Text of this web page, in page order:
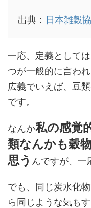
出典： 日本雑穀
一応、定義として
つが一般的に言わ
広義でいえば、豆
です。
なんか私の感覚
類なんかも穀
思う んですが、一
でも、同じ炭水化
ら同じような気も